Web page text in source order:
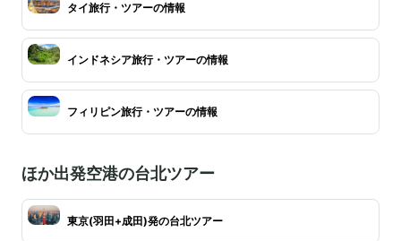
タイ旅行・ツアーの情報
インドネシア旅行・ツアーの情報
フィリピン旅行・ツアーの情報
ほか出発空港の台北ツアー
東京(羽田+成田)発の台北ツアー